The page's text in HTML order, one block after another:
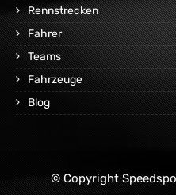
Rennstrecken
Fahrer
Teams
Fahrzeuge
Blog
© Copyright